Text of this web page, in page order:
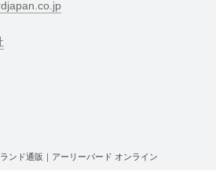
ンド通販｜アーリーバード オンライン